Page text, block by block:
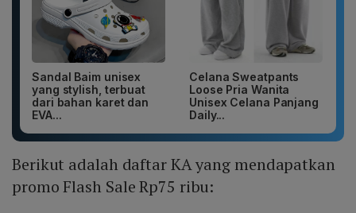
Sandal Baim unisex
yang stylish, terbuat
dari bahan karet dan
EVA...
Celana Sweatpants
Loose Pria Wanita
Unisex Celana Panjang
Daily...
Berikut adalah daftar KA yang mendapatkan
promo Flash Sale Rp75 ribu: